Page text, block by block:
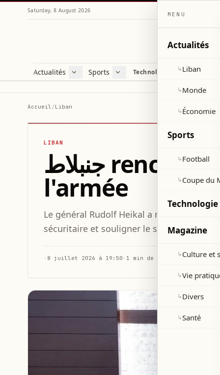
Saturday, 8 August 2026
Actualités
Liban
Sports
Football
Technologie et sciences
Accueil/Liban
LIBAN
جنبلاط rencontre le général Heikal pour soutenir
l'armée
Le général Rudolf Heikal a reçu Walid
sécuritaire et souligner le soutien à
· 8 juillet 2026 à 19:50 · 1 min de lecture
MENU
Actualités
↳Liban
↳Monde
↳Économie
Sports
↳Football
↳Coupe du
Technologie
Magazine
↳Culture et
↳Vie
↳Divers
↳Santé